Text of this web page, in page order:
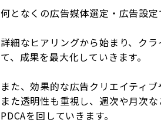
何となくの広告媒体選定・広告設
詳細なヒアリングから始まり、ク
て、成果を最大化していきます。
また、効果的な広告クリエイティ
また透明性も重視し、週次や月次
PDCAを回していきます。